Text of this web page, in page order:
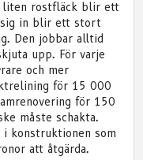
liten rostfläck blir ett
in blir ett stort
Den jobbar alltid
upp. För varje
och mer
för 15 000
för 150
måste schakta.
i konstruktionen som
att åtgärda.